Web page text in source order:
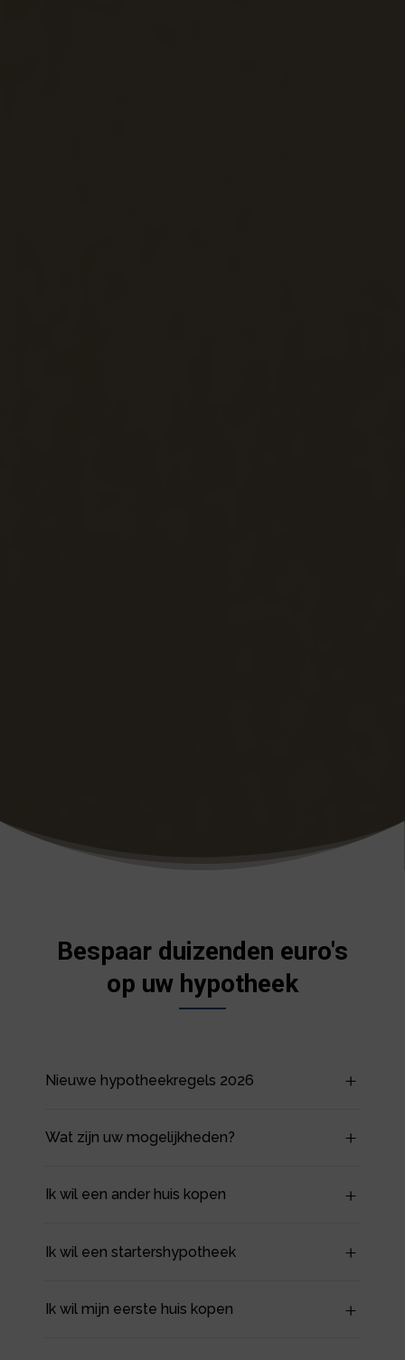
Bespaar duizenden euro's
op uw hypotheek
Nieuwe hypotheekregels 2026
Wat zijn uw mogelijkheden?
Ik wil een ander huis kopen
Ik wil een startershypotheek
Ik wil mijn eerste huis kopen